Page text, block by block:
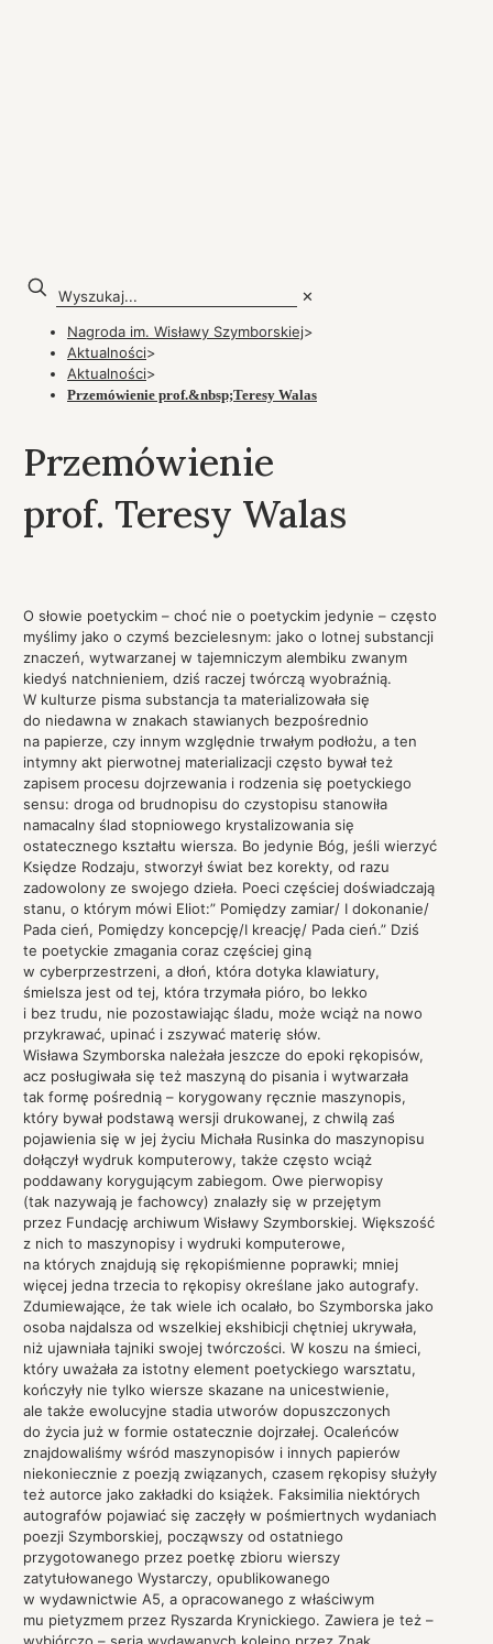
✕
Nagroda im. Wisławy Szymborskiej>
Aktualności>
Aktualności>
Przemówienie prof.&nbsp;Teresy Walas
Przemówienie
prof. Teresy Walas
O słowie poetyckim – choć nie o poetyckim jedynie – często
myślimy jako o czymś bezcielesnym: jako o lotnej substancji
znaczeń, wytwarzanej w tajemniczym alembiku zwanym
kiedyś natchnieniem, dziś raczej twórczą wyobraźnią.
W kulturze pisma substancja ta materializowała się
do niedawna w znakach stawianych bezpośrednio
na papierze, czy innym względnie trwałym podłożu, a ten
intymny akt pierwotnej materializacji często bywał też
zapisem procesu dojrzewania i rodzenia się poetyckiego
sensu: droga od brudnopisu do czystopisu stanowiła
namacalny ślad stopniowego krystalizowania się
ostatecznego kształtu wiersza. Bo jedynie Bóg, jeśli wierzyć
Księdze Rodzaju, stworzył świat bez korekty, od razu
zadowolony ze swojego dzieła. Poeci częściej doświadczają
stanu, o którym mówi Eliot:” Pomiędzy zamiar/ I dokonanie/
Pada cień, Pomiędzy koncepcję/I kreację/ Pada cień.” Dziś
te poetyckie zmagania coraz częściej giną
w cyberprzestrzeni, a dłoń, która dotyka klawiatury,
śmielsza jest od tej, która trzymała pióro, bo lekko
i bez trudu, nie pozostawiając śladu, może wciąż na nowo
przykrawać, upinać i zszywać materię słów.
Wisława Szymborska należała jeszcze do epoki rękopisów,
acz posługiwała się też maszyną do pisania i wytwarzała
tak formę pośrednią – korygowany ręcznie maszynopis,
który bywał podstawą wersji drukowanej, z chwilą zaś
pojawienia się w jej życiu Michała Rusinka do maszynopisu
dołączył wydruk komputerowy, także często wciąż
poddawany korygującym zabiegom. Owe pierwopisy
(tak nazywają je fachowcy) znalazły się w przejętym
przez Fundację archiwum Wisławy Szymborskiej. Większość
z nich to maszynopisy i wydruki komputerowe,
na których znajdują się rękopiśmienne poprawki; mniej
więcej jedna trzecia to rękopisy określane jako autografy.
Zdumiewające, że tak wiele ich ocalało, bo Szymborska jako
osoba najdalsza od wszelkiej ekshibicji chętniej ukrywała,
niż ujawniała tajniki swojej twórczości. W koszu na śmieci,
który uważała za istotny element poetyckiego warsztatu,
kończyły nie tylko wiersze skazane na unicestwienie,
ale także ewolucyjne stadia utworów dopuszczonych
do życia już w formie ostatecznie dojrzałej. Ocaleńców
znajdowaliśmy wśród maszynopisów i innych papierów
niekoniecznie z poezją związanych, czasem rękopisy służyły
też autorce jako zakładki do książek. Faksimilia niektórych
autografów pojawiać się zaczęły w pośmiertnych wydaniach
poezji Szymborskiej, począwszy od ostatniego
przygotowanego przez poetkę zbioru wierszy
zatytułowanego Wystarczy, opublikowanego
w wydawnictwie A5, a opracowanego z właściwym
mu pietyzmem przez Ryszarda Krynickiego. Zawiera je też –